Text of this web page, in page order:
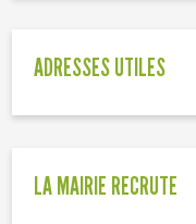
ADRESSES UTILES
LA MAIRIE RECRUTE